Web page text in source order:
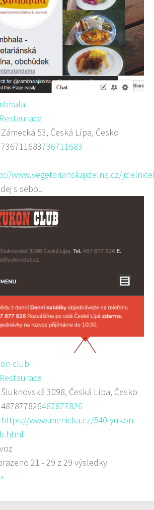
Zámecká 53, Česká Lípa, Česko
736711683736711683
www.vegetarianskajidelna.cz/
s sebou
club
Šluknovská 3098, Česká Lípa, Česko
487877826487877826
https://www.menicka.cz/540-yukon-
21 - 29 z 29 výsledky
»